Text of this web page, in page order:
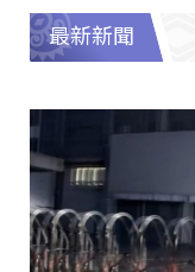
最新新聞